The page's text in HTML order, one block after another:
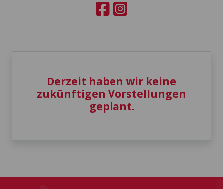
Derzeit haben wir keine
zukünftigen Vorstellungen
geplant.